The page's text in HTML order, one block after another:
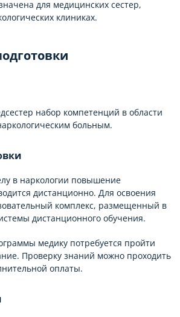
для медицинских сестер,
клиниках.
набор компетенций в области
больным.
в наркологии повышение
дистанционно. Для освоения
комплекс, размещенный в
дистанционного обучения.
медику потребуется пройти
Проверку знаний можно проходить
оплаты.